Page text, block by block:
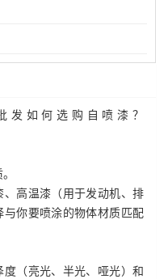
如何选购自喷漆？
高温漆（用于发动机、排
你要喷涂的物体材质匹配
（亮光、半光、哑光）和